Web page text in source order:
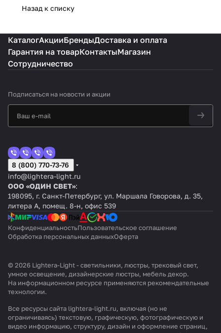
Назад к списку
КаталогАкцииБрендыДоставка и оплата
Гарантия на товарКонтактыМагазин
Сотрудничество
Подписаться на новости и акции
8 (800) 770-73-76
info@lightera-light.ru
ООО «ОДИН СВЕТ»:
198095, г. Санкт-Петербург, ул. Маршала Говорова, д. 35,
литера А, помещ. 8-н, офис 539
КонфиденциальностьПользовательское соглашение
Обработка персональных данныхОферта
© 2026 Lightera-Light - светильники, люстры, трековый свет,
умное освещение, дизайнерские люстры, мебель декор.
На информационном ресурсе применяются рекомендательные
технологии.
Все ресурсы сайта lightera-light.ru, включая (но не
ограничиваясь) текстовую, графическую, фотографическую и
видео информацию, структуру, дизайн и оформление страниц,